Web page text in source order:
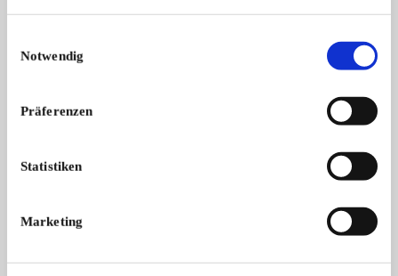
Notwendig
Präferenzen
Statistiken
Marketing
Sie vertreten dieses Unternehmen? Übernehmen Sie
ergänzen und für sich zu nutzen: